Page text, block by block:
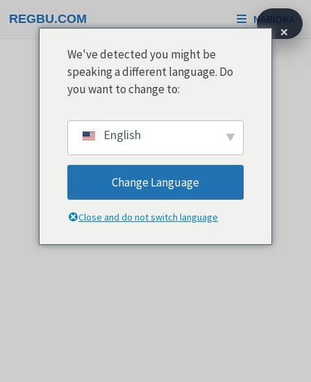
na
REGBU.COM NABÍDKA
×
We've detected you might be
speaking a different language. Do
you want to change to:
English
Change Language
Close and do not switch language